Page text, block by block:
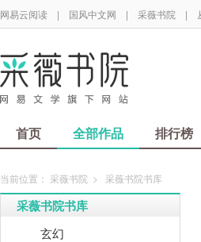
网易云阅读 | 国风中文网 | 采薇书院 |
首页 全部作品 排行榜
当前位置： 采薇书院 > 采薇书院书库
采薇书院书库
玄幻